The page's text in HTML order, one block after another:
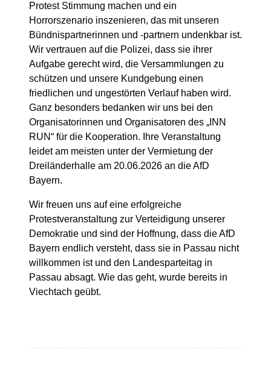
Protest Stimmung machen und ein
Horrorszenario inszenieren, das mit unseren
Bündnispartnerinnen und -partnern undenkbar ist.
Wir vertrauen auf die Polizei, dass sie ihrer
Aufgabe gerecht wird, die Versammlungen zu
schützen und unsere Kundgebung einen
friedlichen und ungestörten Verlauf haben wird.
Ganz besonders bedanken wir uns bei den
Organisatorinnen und Organisatoren des „INN
RUN“ für die Kooperation. Ihre Veranstaltung
leidet am meisten unter der Vermietung der
Dreiländerhalle am 20.06.2026 an die AfD
Bayern.
Wir freuen uns auf eine erfolgreiche
Protestveranstaltung zur Verteidigung unserer
Demokratie und sind der Hoffnung, dass die AfD
Bayern endlich versteht, dass sie in Passau nicht
willkommen ist und den Landesparteitag in
Passau absagt. Wie das geht, wurde bereits in
Viechtach geübt.